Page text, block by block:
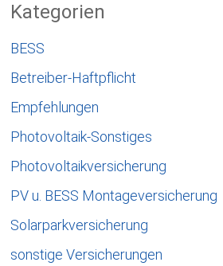
Kategorien
BESS
Betreiber-Haftpflicht
Empfehlungen
Photovoltaik-Sonstiges
Photovoltaikversicherung
PV u. BESS Montageversicherung
Solarparkversicherung
sonstige Versicherungen